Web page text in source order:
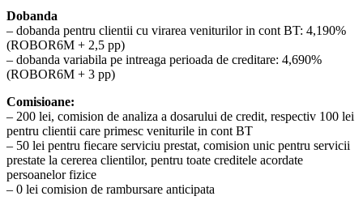
Dobanda
– dobanda pentru clientii cu virarea veniturilor in cont BT: 4,190%
(ROBOR6M + 2,5 pp)
– dobanda variabila pe intreaga perioada de creditare: 4,690%
(ROBOR6M + 3 pp)
Comisioane:
– 200 lei, comision de analiza a dosarului de credit, respectiv 100 lei
pentru clientii care primesc veniturile in cont BT
– 50 lei pentru fiecare serviciu prestat, comision unic pentru servicii
prestate la cererea clientilor, pentru toate creditele acordate
persoanelor fizice
– 0 lei comision de rambursare anticipata